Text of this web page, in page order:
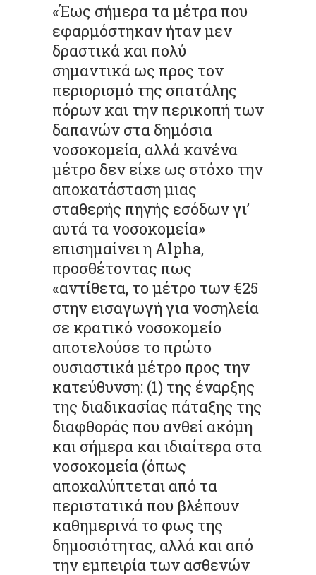
«Έως σήμερα τα μέτρα που
εφαρμόστηκαν ήταν μεν
δραστικά και πολύ
σημαντικά ως προς τον
περιορισμό της σπατάλης
πόρων και την περικοπή των
δαπανών στα δημόσια
νοσοκομεία, αλλά κανένα
μέτρο δεν είχε ως στόχο την
αποκατάσταση μιας
σταθερής πηγής εσόδων γι’
αυτά τα νοσοκομεία»
επισημαίνει η Alpha,
προσθέτοντας πως
«αντίθετα, το μέτρο των €25
στην εισαγωγή για νοσηλεία
σε κρατικό νοσοκομείο
αποτελούσε το πρώτο
ουσιαστικά μέτρο προς την
κατεύθυνση: (1) της έναρξης
της διαδικασίας πάταξης της
διαφθοράς που ανθεί ακόμη
και σήμερα και ιδιαίτερα στα
νοσοκομεία (όπως
αποκαλύπτεται από τα
περιστατικά που βλέπουν
καθημερινά το φως της
δημοσιότητας, αλλά και από
την εμπειρία των ασθενών